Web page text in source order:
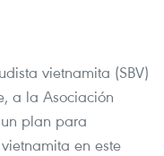
vietnamita (SBV)
a la Asociación
plan para
en este